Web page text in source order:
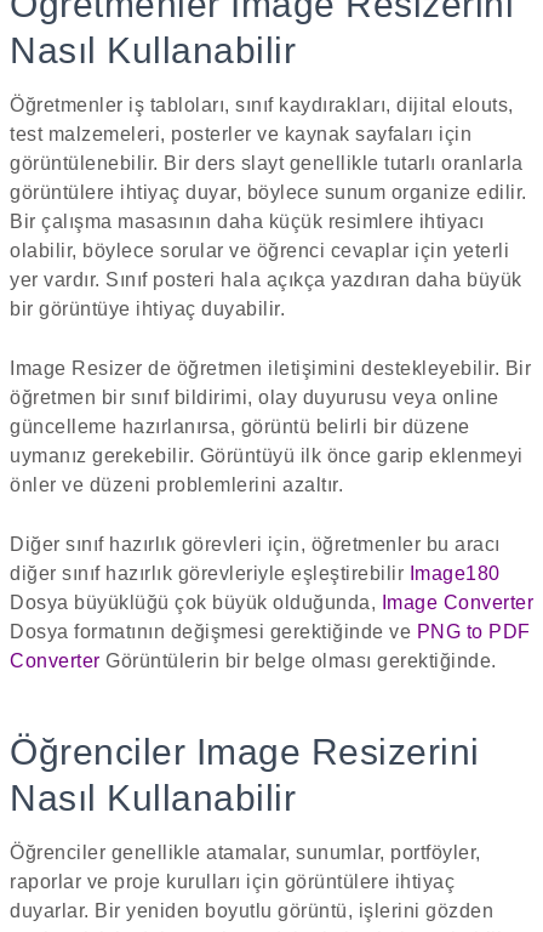
Nasıl Kullanabilir
Öğretmenler iş tabloları, sınıf kaydırakları, dijital elouts,
test malzemeleri, posterler ve kaynak sayfaları için
görüntülenebilir. Bir ders slayt genellikle tutarlı oranlarla
görüntülere ihtiyaç duyar, böylece sunum organize edilir.
Bir çalışma masasının daha küçük resimlere ihtiyacı
olabilir, böylece sorular ve öğrenci cevaplar için yeterli
yer vardır. Sınıf posteri hala açıkça yazdıran daha büyük
bir görüntüye ihtiyaç duyabilir.
Image Resizer de öğretmen iletişimini destekleyebilir. Bir
öğretmen bir sınıf bildirimi, olay duyurusu veya online
güncelleme hazırlanırsa, görüntü belirli bir düzene
uymanız gerekebilir. Görüntüyü ilk önce garip eklenmeyi
önler ve düzeni problemlerini azaltır.
Diğer sınıf hazırlık görevleri için, öğretmenler bu aracı
diğer sınıf hazırlık görevleriyle eşleştirebilir Image180
Dosya büyüklüğü çok büyük olduğunda,
Image Converter
Dosya formatının değişmesi gerektiğinde ve PNG to PDF
Converter Görüntülerin bir belge olması gerektiğinde.
Öğrenciler Image Resizerini
Nasıl Kullanabilir
Öğrenciler genellikle atamalar, sunumlar, portföyler,
raporlar ve proje kurulları için görüntülere ihtiyaç
duyarlar. Bir yeniden boyutlu görüntü, işlerini gözden